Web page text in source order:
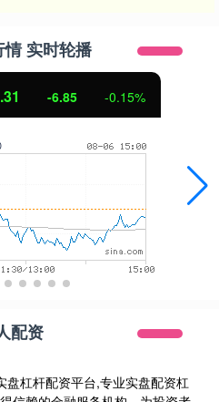
实时轮播
1122.88 3.42 0.30%
配资
盘杠杆配资平台,专业实盘配资杠